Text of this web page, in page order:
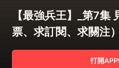
【最強兵王】_第7集
票、求訂閱、求關注）
打開